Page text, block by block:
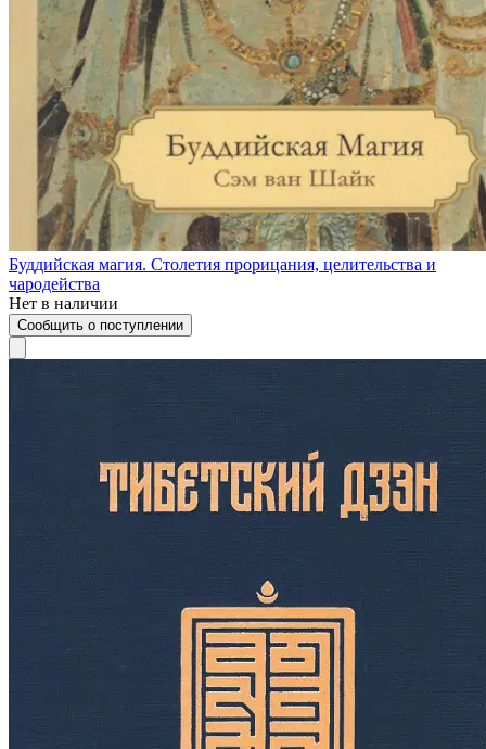
Буддийская магия. Столетия прорицания, целительства и
чародейства
Нет в наличии
Сообщить о поступлении